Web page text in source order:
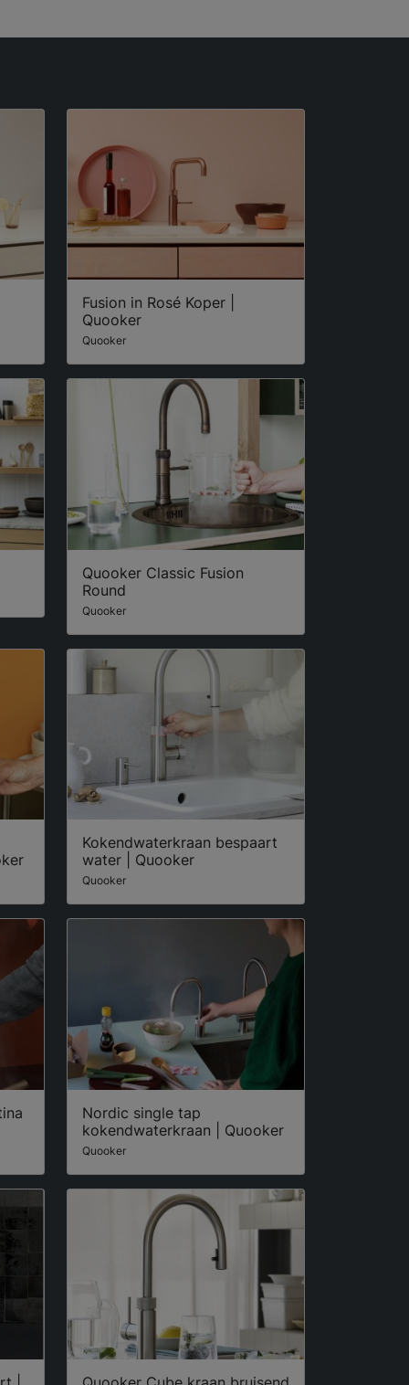
Fusion in Rosé Koper |
Quooker
Quooker
Quooker Classic Fusion
Round
Quooker
Kokendwaterkraan bespaart
water | Quooker
Quooker
Nordic single tap
kokendwaterkraan | Quooker
Quooker